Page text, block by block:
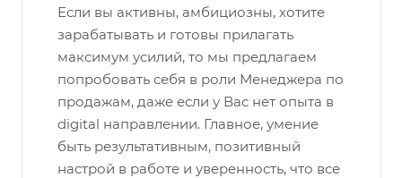
Если вы активны, амбициозны, хотите
зарабатывать и готовы прилагать
максимум усилий, то мы предлагаем
попробовать себя в роли Менеджера по
продажам, даже если у Вас нет опыта в
digital направлении. Главное, умение
быть результативным, позитивный
настрой в работе и уверенность, что все